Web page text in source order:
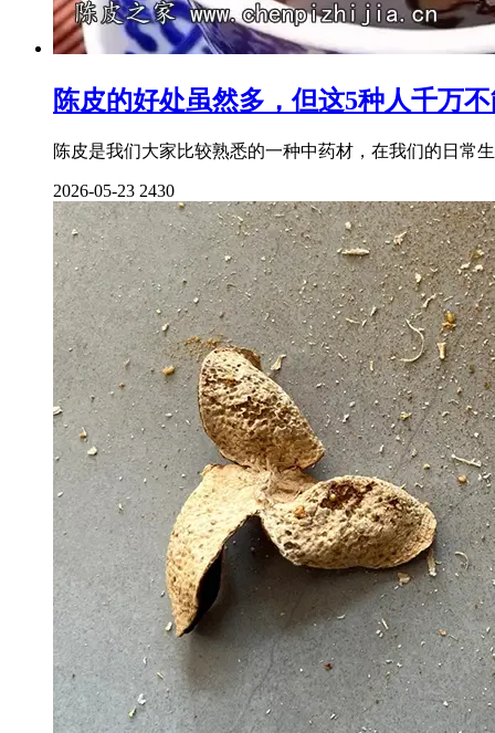
陈皮的好处虽然多，但这5种人千万
陈皮是我们大家比较熟悉的一种中药材，在我们的日常
2026-05-23 2430